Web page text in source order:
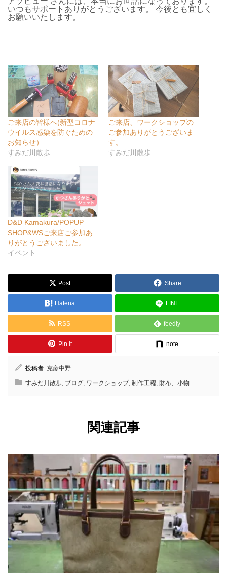
いつもサポートありがとうございます。 今後とも宜しく
お願いいたします。
ご来店の皆様へ(新型コロナ
ウイルス感染を防ぐための
お知らせ）
すみだ川散歩
ご来店、ワークショップの
ご参加ありがとうございま
す。
すみだ川散歩
D&D Kamakura/POPUP
SHOP&WSご来店ご参加あ
りがとうございました。
イベント
Post Share
Hatena LINE
RSS feedly
Pin it note
投稿者: 克彦中野
すみだ川散歩, ブログ, ワークショップ, 制作工程, 財布、小物
関連記事